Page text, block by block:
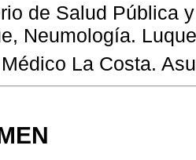
de Salud Pública
Neumología.
La Costa.